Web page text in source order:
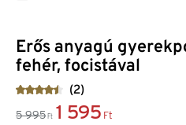
Erős anyagú
fehér, focistával
(2)
5 995 Ft 1 595 Ft